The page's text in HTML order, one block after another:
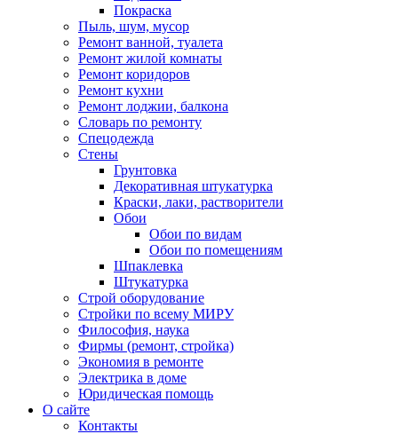
Покраска
Пыль, шум, мусор
Ремонт ванной, туалета
Ремонт жилой комнаты
Ремонт коридоров
Ремонт кухни
Ремонт лоджии, балкона
Словарь по ремонту
Спецодежда
Стены
Грунтовка
Декоративная штукатурка
Краски, лаки, растворители
Обои
Обои по видам
Обои по помещениям
Шпаклевка
Штукатурка
Строй оборудование
Стройки по всему МИРУ
Философия, наука
Фирмы (ремонт, стройка)
Экономия в ремонте
Электрика в доме
Юридическая помощь
О сайте
Контакты